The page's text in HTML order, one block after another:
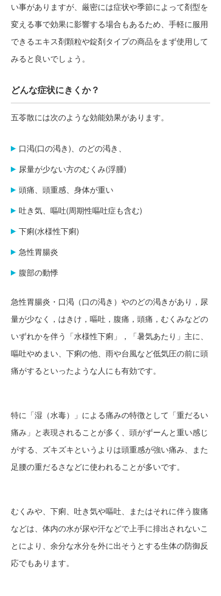
い事がありますが、厳密には症状や季節によって剤型を
変える事で効果に影響する場合もあるため、手軽に服用
できるエキス剤顆粒や錠剤タイプの商品をまず使用して
みると良いでしょう。
どんな症状にきくか？
五苓散には次のような効能効果があります。
口渇(口の渇き)、のどの渇き、
尿量が少ない方のむくみ(浮腫)
頭痛、頭重感、身体が重い
吐き気、嘔吐(周期性嘔吐症も含む)
下痢(水様性下痢)
急性胃腸炎
腹部の動悸
急性胃腸炎・口渇（口の渇き）やのどの渇きがあり，尿
量が少なく，はきけ，嘔吐，腹痛，頭痛，むくみなどの
いずれかを伴う「水様性下痢」，「暑気あたり」主に、
嘔吐やめまい、下痢の他、雨や台風など低気圧の前に頭
痛がするといったような人にも有効です。
特に「湿（水毒）」による痛みの特徴として「重だるい
痛み」と表現されることが多く、頭がずーんと重い感じ
がする、ズキズキというよりは頭重感が強い痛み、また
足腰の重だるさなどに使われることが多いです。
むくみや、下痢、吐き気や嘔吐、またはそれに伴う腹痛
などは、体内の水が尿や汗などで上手に排出されないこ
とにより、余分な水分を外に出そうとする生体の防御反
応でもあります。